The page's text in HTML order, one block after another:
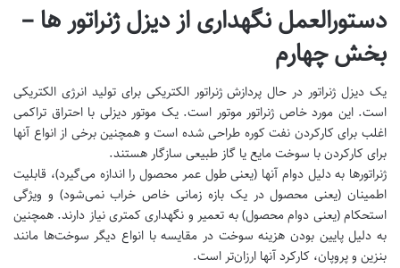
دستورالعمل نگهداری از دیزل ژنراتور ها –
بخش چهارم
یک دیزل ژنراتور در حال پردازش ژنراتور الکتریکی برای تولید انرژی الکتریکی
است. این مورد خاص ژنراتور موتور است. یک موتور دیزلی با احتراق تراکمی
اغلب برای کارکردن نفت کوره طراحی شده است و همچنین برخی از انواع آنها
برای کارکردن با سوخت مایع یا گاز طبیعی سازگار هستند.
ژنراتورها به دلیل دوام آنها (یعنی طول عمر محصول را اندازه می‌گیرد)، قابلیت
اطمینان (یعنی محصول در یک بازه زمانی خاص خراب نمی‌شود) و ویژگی
استحکام (یعنی دوام محصول) به تعمیر و نگهداری کمتری نیاز دارند. همچنین
به دلیل پایین بودن هزینه سوخت در مقایسه با انواع دیگر سوخت‌ها مانند
بنزین و پروپان، کارکرد آنها ارزان‌تر است.